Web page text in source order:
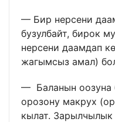
— Бир нерсени
бузулбайт, бирок
нерсени даамдап
жагымсыз амал)
— Баланын оозуна
орозону макрух
кылат.